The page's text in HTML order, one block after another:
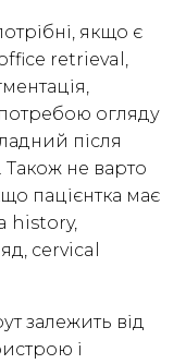
якщо є
retrieval,
огляду
після
не варто
пацієнтка має
history,
cervical
залежить від
і